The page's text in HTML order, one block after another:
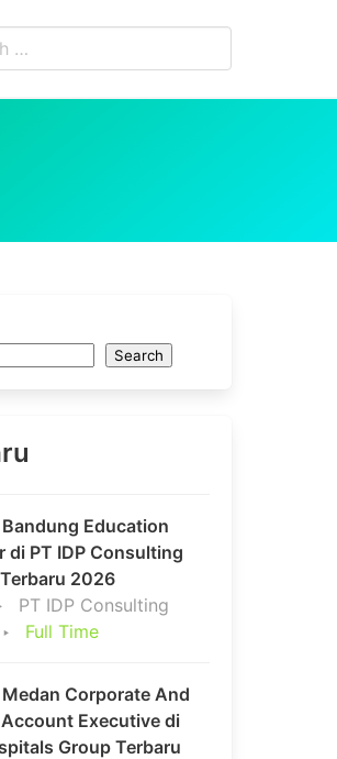
Search
Education
di PT IDP Consulting
2026
PT IDP Consulting
Full Time
Corporate And
Executive di
Group Terbaru